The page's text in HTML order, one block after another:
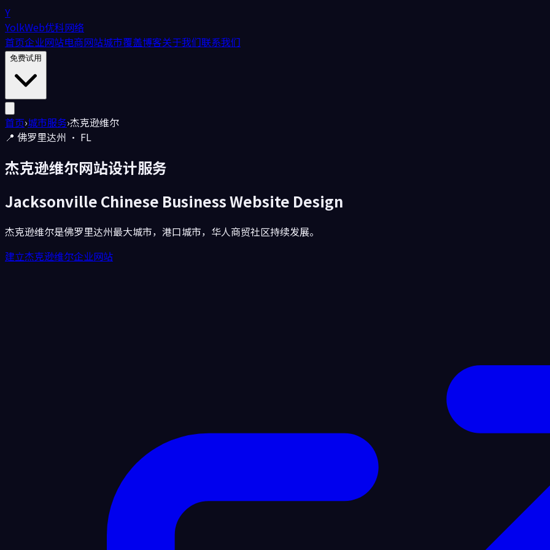
Y
YolkWeb优科网络
首页企业网站电商网站城市覆盖博客关于我们联系我们
免费试用
首页›城市服务›杰克逊维尔
📍 佛罗里达州 · FL
杰克逊维尔网站设计服务
Jacksonville Chinese Business Website Design
杰克逊维尔是佛罗里达州最大城市，港口城市，华人商贸社区持续发展。
建立杰克逊维尔企业网站